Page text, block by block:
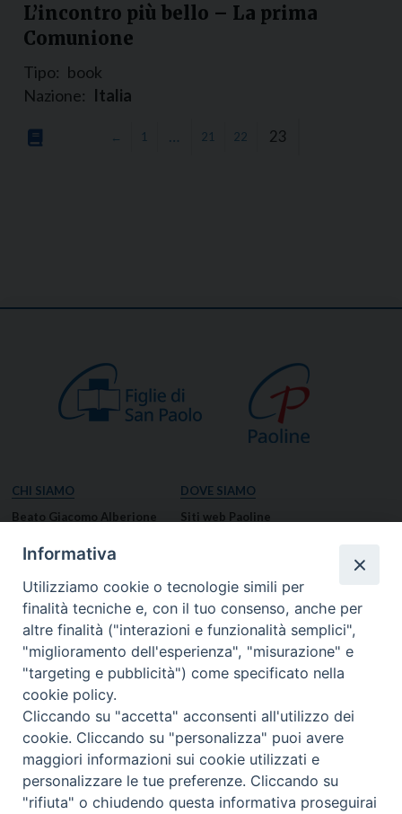
L’incontro più bello – La prima
Comunione
Tipo: book
Nazione: Italia
← 1 … 21 22 23
CHI SIAMO
Beato Giacomo Alberione
Missione Paolina
Luoghi delle Origini
Governo Generale
Famiglia Paolina
DOVE SIAMO
Siti web Paoline
Notizie dal governo generale
Notizie in breve
RISORSE
Preghiere
Bollettino – PaolineOnline
Foto
Video
I NOSTRI CONTATTI
Contatti
Informativa
Utilizziamo cookie o tecnologie simili per
finalità tecniche e, con il tuo consenso, anche per
altre finalità ("interazioni e funzionalità semplici",
"miglioramento dell'esperienza", "misurazione" e
"targeting e pubblicità") come specificato nella
cookie policy.
Cliccando su "accetta" acconsenti all'utilizzo dei
cookie. Cliccando su "personalizza" puoi avere
maggiori informazioni sui cookie utilizzati e
personalizzare le tue preferenze. Cliccando su
"rifiuta" o chiudendo questa informativa proseguirai